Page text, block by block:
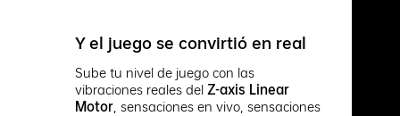
Y el juego se convirtió en real
Sube tu nivel de juego con las
vibraciones reales del Z-axis Linear
Motor , sensaciones en vivo, sensaciones